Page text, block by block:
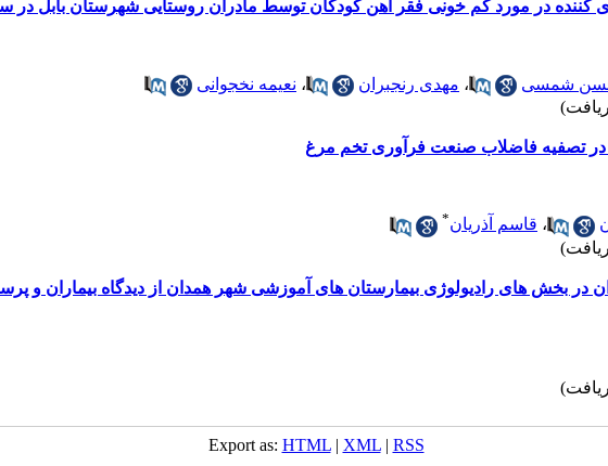
مورد کم خونی فقر آهن کودکان توسط مادران روستایی شهرستان بابل در سال 1393: کاربرد مدل اعتقاد
شمسی ، مهدی رنجبران ، نعیمه نخجوانی
در تصفیه فاضلاب صنعت فرآوری تخم مرغ
، قاسم آذریان*
بخش های رادیولوژی بیمارستان های آموزشی شهر همدان از دیدگاه بیماران و پرسنل
Export as: HTML| XML| RSS